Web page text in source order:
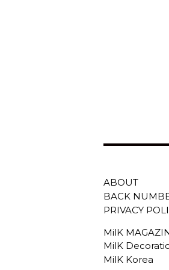
ABOUT
BACK
PRIVACY
MilK
MilK
MilK Korea